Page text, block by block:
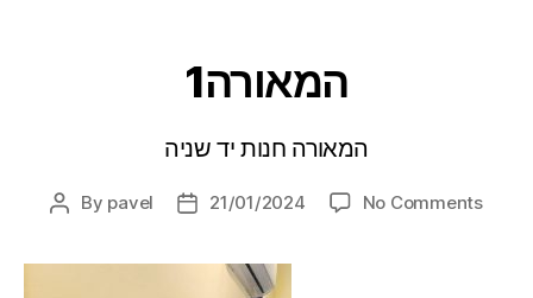
המאורה1
המאורה חנות יד שניה
Post
By pavel
Post21/01/2024 No Commentson